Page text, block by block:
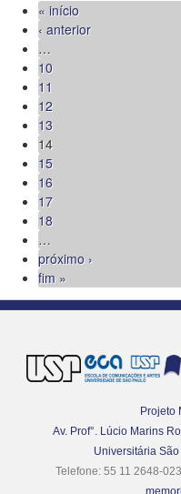
« início
‹ anterior
…
10
11
12
13
14
15
16
17
18
…
próximo ›
fim »
Projeto
Av. Prof°. Lúcio Marins
Universitária
Telefone: 55 11 2648-